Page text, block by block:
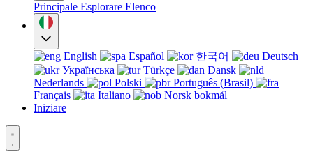
Principale Esplorare Elenco
English Español 한국어
Deutsch
Українська
Türkçe
Dansk
Nederlands
Polski
Português (Brasil)
Français
Italiano
Norsk bokmål
Iniziare